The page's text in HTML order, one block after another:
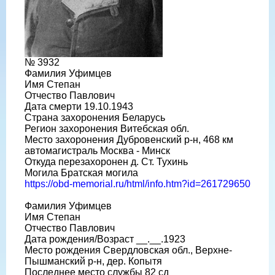
№ 3932
Фамилия Уфимцев
Имя Степан
Отчество Павлович
Дата смерти 19.10.1943
Страна захоронения Беларусь
Регион захоронения Витебская обл.
Место захоронения Дубровенский р-н, 468 км
автомагистраль Москва - Минск
Откуда перезахоронен д. Ст. Тухинь
Могила Братская могила
https://obd-memorial.ru/html/info.htm?id=261729650
Фамилия Уфимцев
Имя Степан
Отчество Павлович
Дата рождения/Возраст __.__.1923
Место рождения Свердловская обл., Верхне-
Пышманский р-н, дер. Копытя
Последнее место службы 82 сд